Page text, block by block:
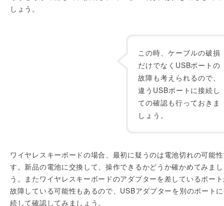
しょう。
この時、ケーブルの破損
だけでなくUSBポートの
故障も考えられるので、
違うUSBポートに接続し
ての確認も行っておきま
しょう。
ワイヤレスキーボードの場合、最初に疑うのは電池切れの可能
す。新品の電池に交換して、操作できるかどうか確かめてみま
う。またワイヤレスキーボードのアダプターを差しているポー
故障している可能性もあるので、USBアダプターを別のポート
続して確認してみましょう。